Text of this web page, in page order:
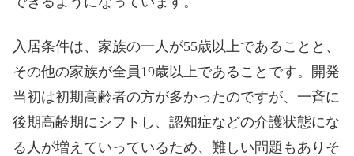
入居条件は、家族の一人が55歳以上であることと、
その他の家族が全員19歳以上であることです。開発
当初は初期高齢者の方が多かったのですが、一斉に
後期高齢期にシフトし、認知症などの介護状態にな
る人が増えていっているため、難しい問題もありそ